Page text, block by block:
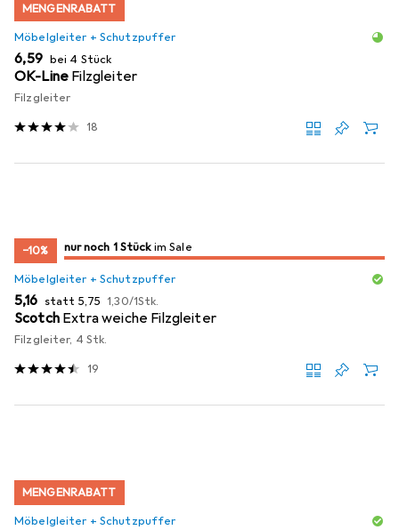
MENGENRABATT
Möbelgleiter + Schutzpuffer
EUR
6,59 bei 4 Stück
OK-Line Filzgleiter
Filzgleiter
18
−10% noch 1 Stückim Sale
nur noch 1 Stück im Sale
Möbelgleiter + Schutzpuffer
EUR
5,16 statt EUR
5,75 EUR
1,30/1Stk.
Scotch Extra weiche Filzgleiter
Filzgleiter, 4 Stk.
19
MENGENRABATT
Möbelgleiter + Schutzpuffer